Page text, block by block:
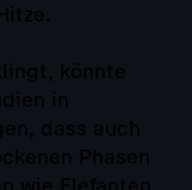
könnte
in
dass auch
Phasen
wie Elefanten